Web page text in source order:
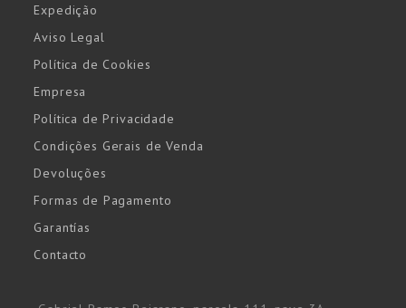
Expedição
Aviso Legal
Política de Cookies
Empresa
Política de Privacidade
Condições Gerais de Venda
Devoluções
Formas de Pagamento
Garantías
Contacto